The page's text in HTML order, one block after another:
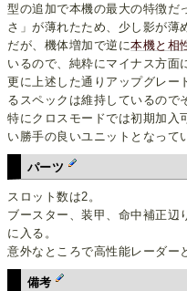
型の追加で本機の最大の特徴だ
さ」が薄れたため、少し影が薄
だが、機体増加で逆に本機と相
いるので、純粋にマイナス方面
更に上述した通りアップグレー
るスペックは維持しているので
特にクロスモードでは初期加入
い勝手の良いユニットとなって
パーツ
スロット数は2。
ブースター、装甲、命中補正辺
に入る。
意外なところで高性能レーダー
備考